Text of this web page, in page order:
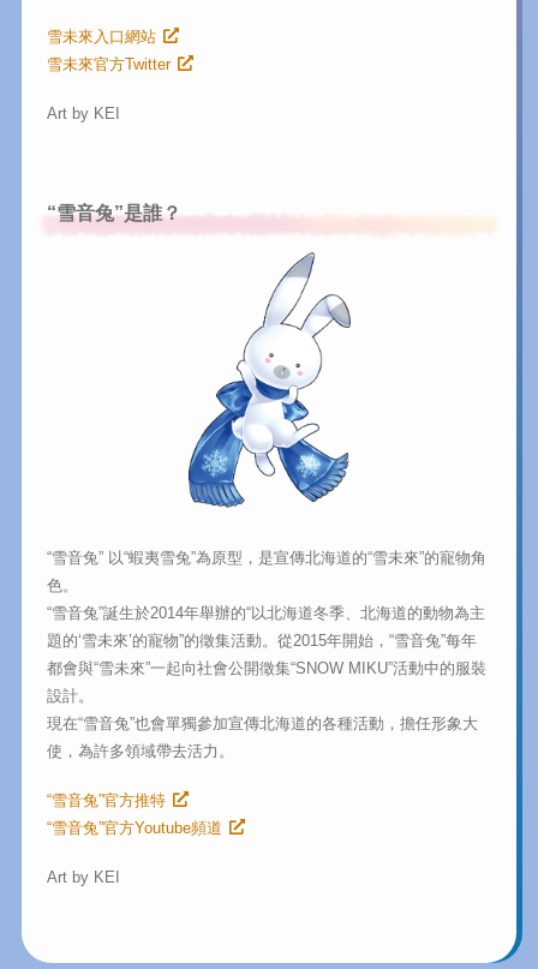
雪未來入口網站
雪未來官方Twitter
Art by KEI
“雪音兔”是誰？
“雪音兔” 以“蝦夷雪兔”為原型，是宣傳北海道的“雪未來”的寵物角
色。
“雪音兔”誕生於2014年舉辦的“以北海道冬季、北海道的動物為主
題的‘雪未來’的寵物”的徵集活動。從2015年開始，“雪音兔”每年
都會與“雪未來”一起向社會公開徵集“SNOW MIKU”活動中的服裝
設計。
現在“雪音兔”也會單獨參加宣傳北海道的各種活動，擔任形象大
使，為許多領域帶去活力。
“雪音兔”官方推特
“雪音兔”官方Youtube頻道
Art by KEI